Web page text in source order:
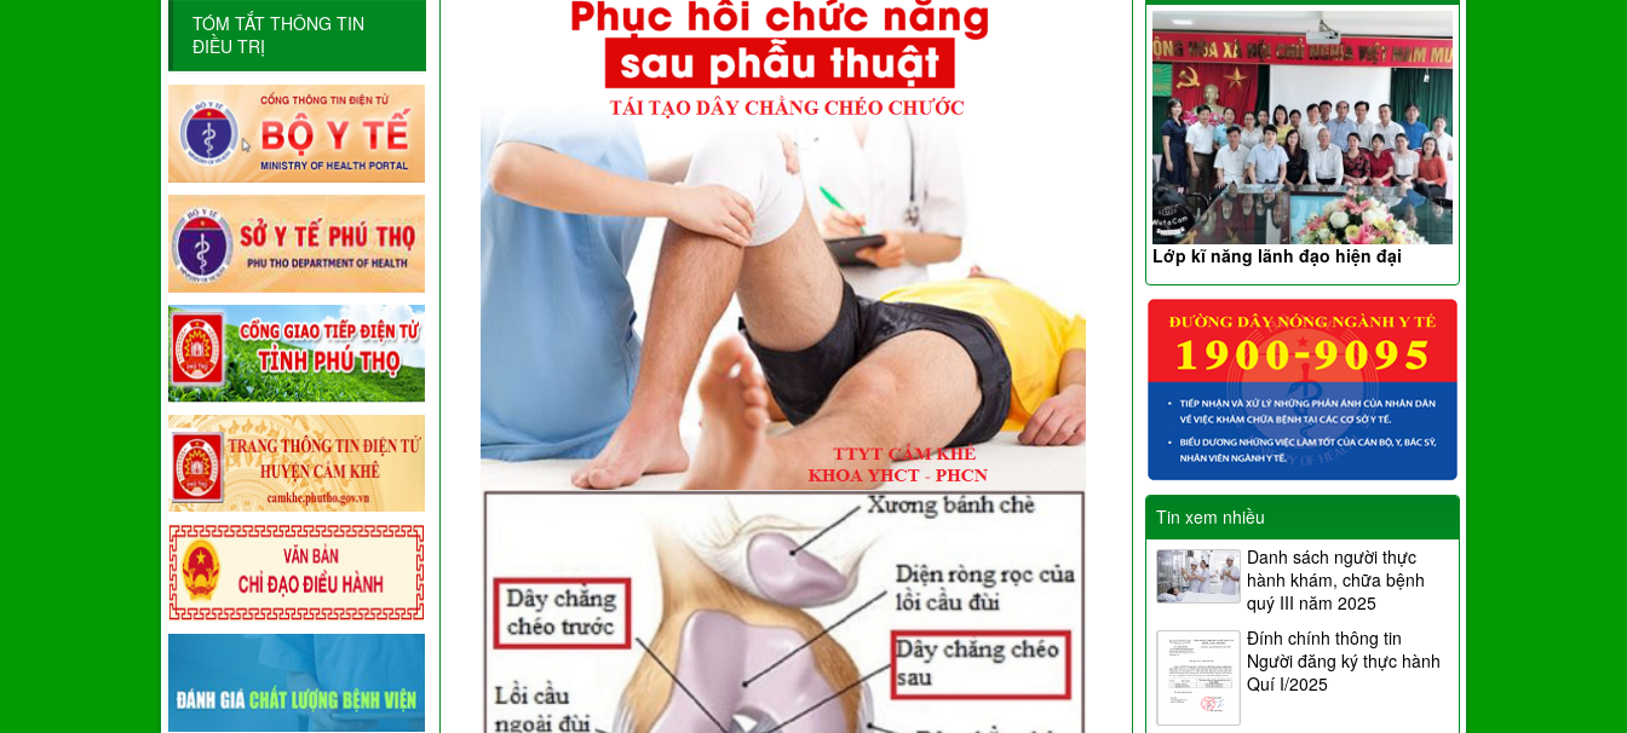
Lớp kĩ năng lãnh đạo hiện đại
Tin xem nhiều
Danh sách người thực
hành khám, chữa bệnh
quý III năm 2025
Đính chính thông tin
Người đăng ký thực hành
Quí I/2025
TÓM TẮT THÔNG TIN
ĐIỀU TRỊ